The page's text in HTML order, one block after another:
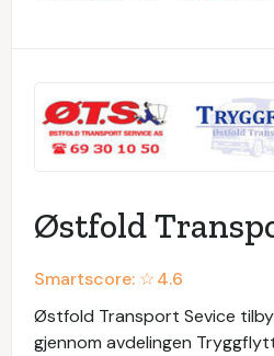
Østfold
Smartscore: ☆4.6
Østfold Transport Sevice
gjennom avdelingen